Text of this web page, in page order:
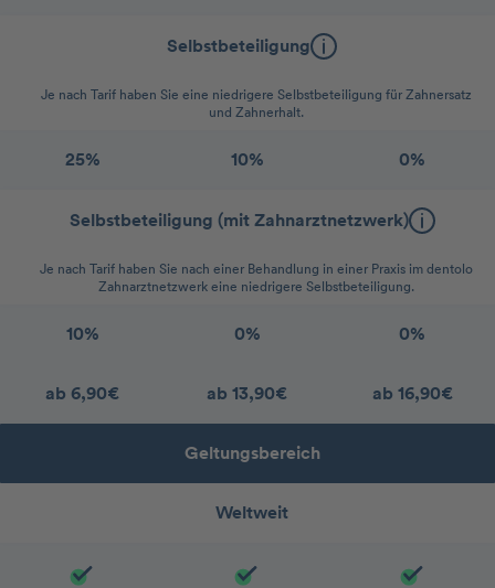
Selbstbeteiligung
Je nach Tarif haben Sie eine niedrigere Selbstbeteiligung für Zahnersatz
und Zahnerhalt.
25% 10% 0%
Selbstbeteiligung (mit Zahnarztnetzwerk)
Je nach Tarif haben Sie nach einer Behandlung in einer Praxis im dentolo
Zahnarztnetzwerk eine niedrigere Selbstbeteiligung.
10% 0% 0%
ab 6,90€ ab 13,90€ ab 16,90€
Geltungsbereich
Weltweit